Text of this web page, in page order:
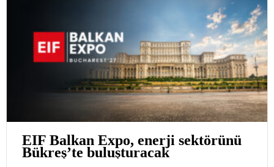
EIF Balkan Expo, enerji sektörünü
Bükreş’te buluşturacak